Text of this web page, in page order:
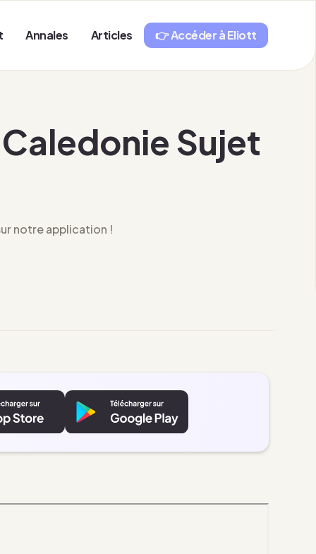
Annales Articles 👉 Accéder à Eliott
Sujet
notre application !